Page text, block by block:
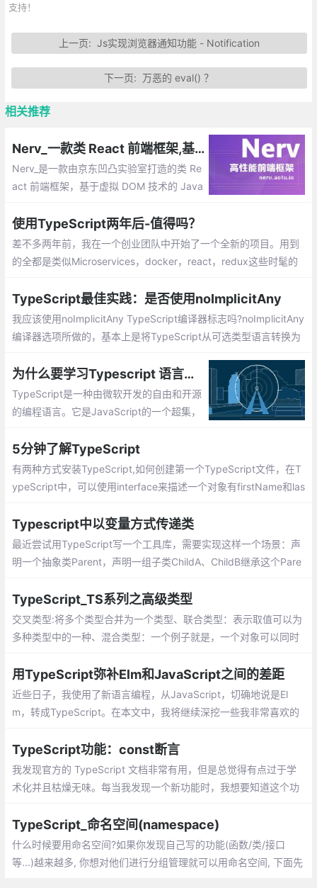
支持！
上一页: Js实现浏览器通知功能 - Notification
下一页: 万恶的 eval() ？
相关推荐
Nerv_一款类 React 前端框架,基于虚拟 DOM 技术的 JavaScript(TypeScript) 库
Nerv_是一款由京东凹凸实验室打造的类 Re
act 前端框架，基于虚拟 DOM 技术的 Java
准，提供了与 React 16 一致的使用方式与
API。
使用TypeScript两年后-值得吗？
差不多两年前，我在一个创业团队中开始了一个全新的项目。用到
的全都是类似Microservices，docker，react，redux这些时髦的
TypeScript最佳实践：是否使用noImplicitAny
我应该使用noImplicitAny TypeScript编译器标志吗?noImplicitAny
编译器选项所做的，基本上是将TypeScript从可选类型语言转换为
了一些，因为简单的：
为什么要学习Typescript 语言呢?Typescript 开发环境安装
TypeScript是一种由微软开发的自由和开源
的编程语言。它是JavaScript的一个超集，
以编译成纯JavaScript。TypeScript可以在
任何浏览器、任何计算机和任何操作系统上
运行，并且是开源的。
5分钟了解TypeScript
有两种方式安装TypeScript,如何创建第一个TypeScript文件，在T
ypeScript中，可以使用interface来描述一个对象有firstName和las
要的一个功能就是基于类的面向对象编程
Typescript中以变量方式传递类
最近尝试用TypeScript写一个工具库，需要实现这样一个场景：声
明一个抽象类Parent，声明一组子类ChildA、ChildB继承这个Pare
TypeScript_TS系列之高级类型
交叉类型:将多个类型合并为一个类型、联合类型：表示取值可以为
多种类型中的一种、混合类型：一个例子就是，一个对象可以同时
动指定一个值的类型
用TypeScript弥补Elm和JavaScript之间的差距
近些日子，我使用了新语言编程，从JavaScript，切确地说是El
m，转成TypeScript。在本文中，我将继续深挖一些我非常喜欢的
TypeScript功能：const断言
我发现官方的 TypeScript 文档非常有用，但是总觉得有点过于学
术化并且枯燥无味。每当我发现一个新功能时，我想要知道这个功
TypeScript_命名空间(namespace)
什么时候要用命名空间?如果你发现自己写的功能(函数/类/接口
等...)越来越多, 你想对他们进行分组管理就可以用命名空间, 下面先